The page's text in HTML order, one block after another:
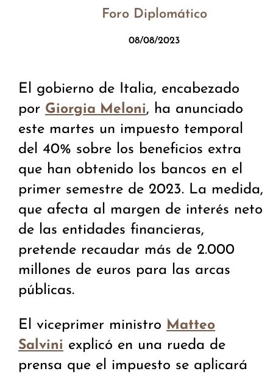
Foro Diplomático
08/08/2023
El gobierno de Italia, encabezado
por Giorgia Meloni, ha anunciado
este martes un impuesto temporal
del 40% sobre los beneficios extra
que han obtenido los bancos en el
primer semestre de 2023. La medida,
que afecta al margen de interés neto
de las entidades financieras,
pretende recaudar más de 2.000
millones de euros para las arcas
públicas.
El viceprimer ministro Matteo
Salvini explicó en una rueda de
prensa que el impuesto se aplicará